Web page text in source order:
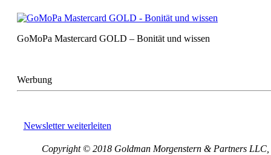
GoMoPa Mastercard GOLD – Bonität und wissen
Werbung
Newsletter weiterleiten
Copyright © 2018 Goldman Morgenstern & Partners LLC,